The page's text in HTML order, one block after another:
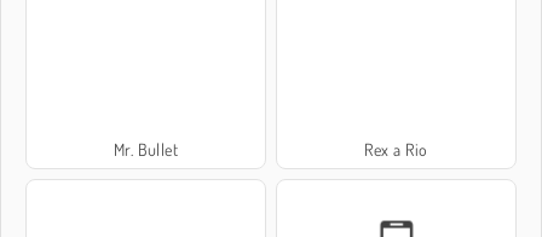
Mr. Bullet Rex a Rio